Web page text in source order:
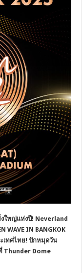
งใหญ่แห่งปี! Neverland
WAVE IN BANGKOK
เทศไทย! ปักหมุดวัน
Thunder Dome